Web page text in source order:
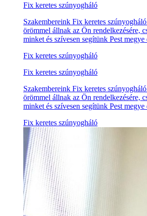
Fix keretes szúnyogháló
Szakembereink Fix keretes
örömmel állnak az Ön rendelkezésére,
minket és szívesen segítünk Pest
Fix keretes szúnyogháló
Fix keretes szúnyogháló
Szakembereink Fix keretes
örömmel állnak az Ön rendelkezésére,
minket és szívesen segítünk Pest
Fix keretes szúnyogháló